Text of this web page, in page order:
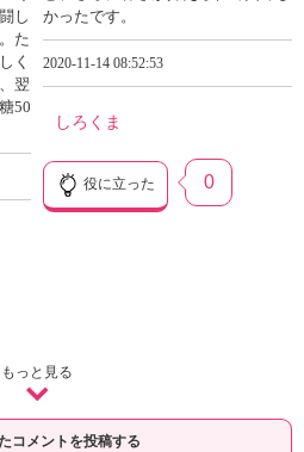
し
た
く
翌
50
かったです。
2020-11-14 08:52:53
しろくま
役に立った 0
もっと見る
コメントを投稿する